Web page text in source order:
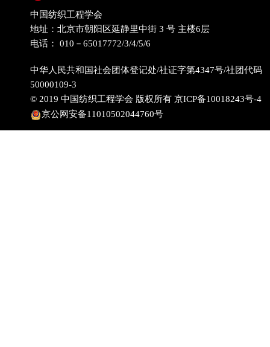
中国纺织工程学会
地址：北京市朝阳区延静里中街 3 号 主楼6层
电话： 010－65017772/3/4/5/6
中华人民共和国社会团体登记处/社证字第4347号/社团代码
50000109-3
© 2019 中国纺织工程学会 版权所有 京ICP备10018243号-4
京公网安备11010502044760号